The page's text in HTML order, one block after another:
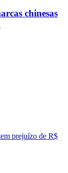
chinesas
prejuízo de R$